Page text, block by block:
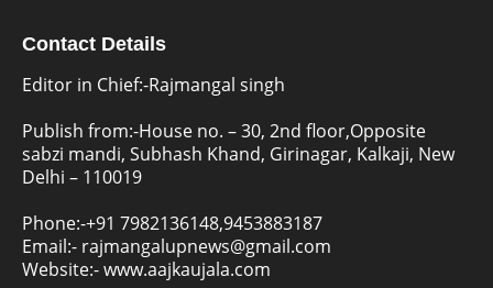
Contact Details
Editor in Chief:-Rajmangal singh
Publish from:-House no. – 30, 2nd floor,Opposite
sabzi mandi, Subhash Khand, Girinagar, Kalkaji, New
Delhi – 110019
Phone:-+91 7982136148,9453883187
Email:- rajmangalupnews@gmail.com
Website:-www.aajkaujala.com